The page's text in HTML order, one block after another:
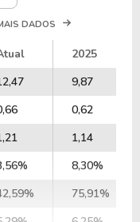
DADOS
2025
9,87
0,62
1,14
8,30%
75,91%